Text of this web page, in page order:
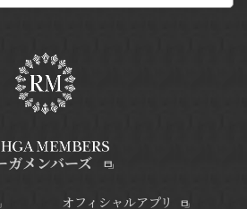
ガメンバーズ
オフィシャルアプリ